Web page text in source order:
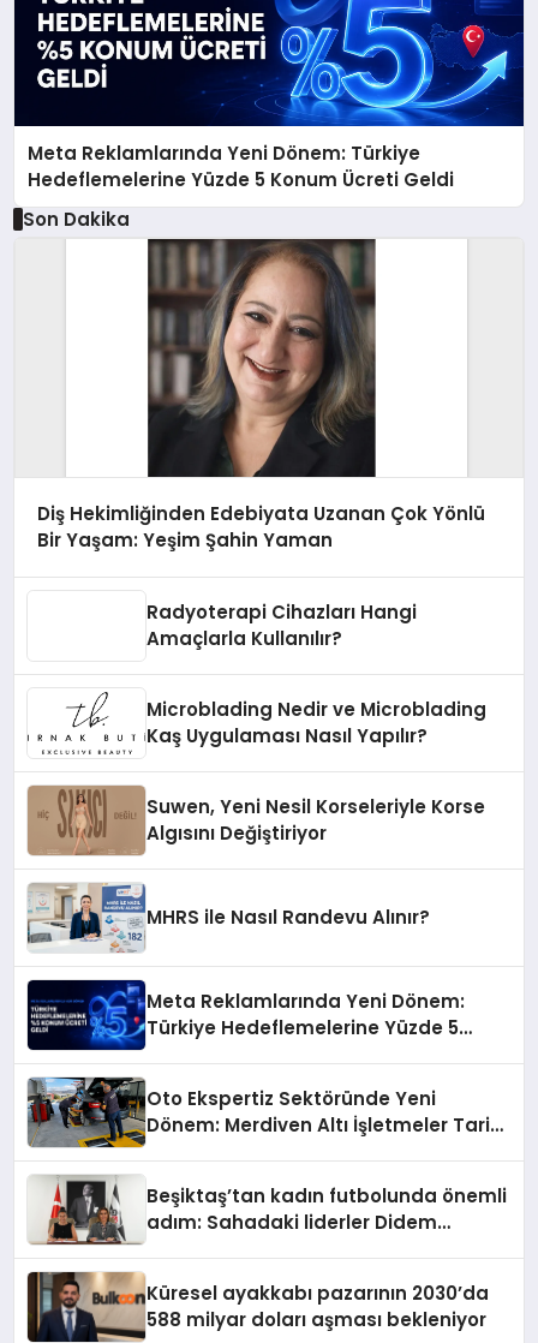
Meta Reklamlarında Yeni Dönem: Türkiye
Hedeflemelerine Yüzde 5 Konum Ücreti Geldi
Son Dakika
Diş Hekimliğinden Edebiyata Uzanan Çok Yönlü
Bir Yaşam: Yeşim Şahin Yaman
Radyoterapi Cihazları Hangi
Amaçlarla Kullanılır?
Microblading Nedir ve Microblading
Kaş Uygulaması Nasıl Yapılır?
Suwen, Yeni Nesil Korseleriyle Korse
Algısını Değiştiriyor
MHRS ile Nasıl Randevu Alınır?
Meta Reklamlarında Yeni Dönem:
Türkiye Hedeflemelerine Yüzde 5
Oto Ekspertiz Sektöründe Yeni
Dönem: Merdiven Altı İşletmeler Tarih
Beşiktaş’tan kadın futbolunda önemli
adım: Sahadaki liderler Didem
Küresel ayakkabı pazarının 2030’da
588 milyar doları aşması bekleniyor